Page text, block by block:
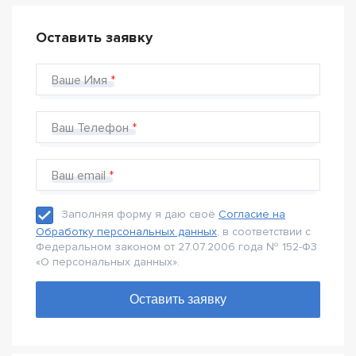
Оставить заявку
Ваше Имя
Ваш Телефон
Ваш email
Заполняя форму я даю своё Согласие на
Обработку персональных данных, в соответствии с
Федеральном законом от 27.07.2006 года № 152-Ф3
«О персональных данных».